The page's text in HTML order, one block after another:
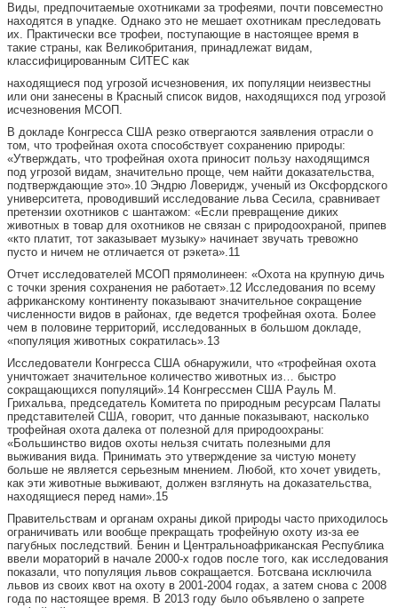
Виды, предпочитаемые охотниками за трофеями, почти повсеместно
находятся в упадке. Однако это не мешает охотникам преследовать
их. Практически все трофеи, поступающие в настоящее время в
такие страны, как Великобритания, принадлежат видам,
классифицированным СИТЕС как
находящиеся под угрозой исчезновения, их популяции неизвестны
или они занесены в Красный список видов, находящихся под угрозой
исчезновения МСОП.
В докладе Конгресса США резко отвергаются заявления отрасли о
том, что трофейная охота способствует сохранению природы:
«Утверждать, что трофейная охота приносит пользу находящимся
под угрозой видам, значительно проще, чем найти доказательства,
подтверждающие это».10 Эндрю Ловеридж, ученый из Оксфордского
университета, проводивший исследование льва Сесила, сравнивает
претензии охотников с шантажом: «Если превращение диких
животных в товар для охотников не связан с природоохраной, припев
«кто платит, тот заказывает музыку» начинает звучать тревожно
пусто и ничем не отличается от рэкета».11
Отчет исследователей МСОП прямолинеен: «Охота на крупную дичь
с точки зрения сохранения не работает».12 Исследования по всему
африканскому континенту показывают значительное сокращение
численности видов в районах, где ведется трофейная охота. Более
чем в половине территорий, исследованных в большом докладе,
«популяция животных сократилась».13
Исследователи Конгресса США обнаружили, что «трофейная охота
уничтожает значительное количество животных из… быстро
сокращающихся популяций».14 Конгрессмен США Рауль М.
Грихальва, председатель Комитета по природным ресурсам Палаты
представителей США, говорит, что данные показывают, насколько
трофейная охота далека от полезной для природоохраны:
«Большинство видов охоты нельзя считать полезными для
выживания вида. Принимать это утверждение за чистую монету
больше не является серьезным мнением. Любой, кто хочет увидеть,
как эти животные выживают, должен взглянуть на доказательства,
находящиеся перед нами».15
Правительствам и органам охраны дикой природы часто приходилось
ограничивать или вообще прекращать трофейную охоту из-за ее
пагубных последствий. Бенин и Центральноафриканская Республика
ввели мораторий в начале 2000-х годов после того, как исследования
показали, что популяция львов сокращается. Ботсвана исключила
львов из своих квот на охоту в 2001-2004 годах, а затем снова с 2008
года по настоящее время. В 2013 году было объявлено о запрете